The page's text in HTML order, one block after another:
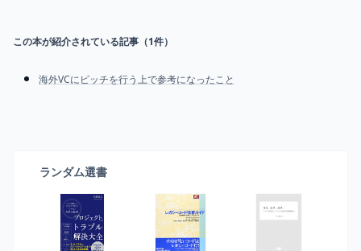
この本が紹介されている記事（1件）
海外VCにピッチを行う上で参考になったこと
ランダム選書